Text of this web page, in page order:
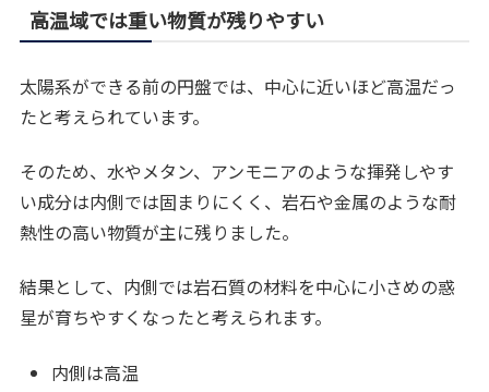
高温域では重い物質が残りやすい
太陽系ができる前の円盤では、中心に近いほど高温だっ
たと考えられています。
そのため、水やメタン、アンモニアのような揮発しやす
い成分は内側では固まりにくく、岩石や金属のような耐
熱性の高い物質が主に残りました。
結果として、内側では岩石質の材料を中心に小さめの惑
星が育ちやすくなったと考えられます。
内側は高温